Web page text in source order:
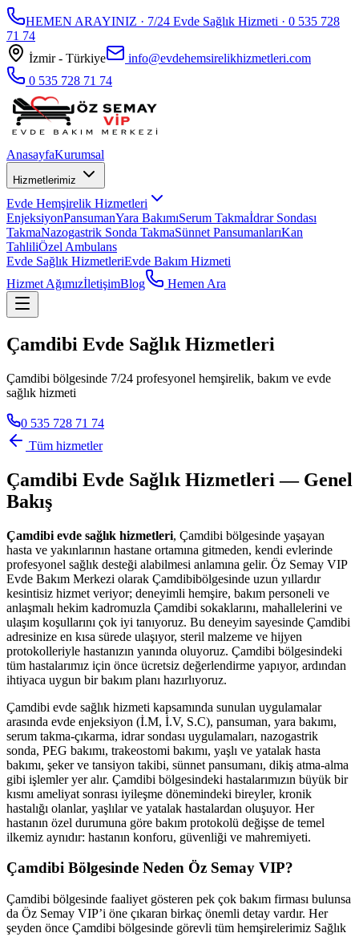
HEMEN ARAYINIZ · 7/24 Evde Sağlık Hizmeti · 0 535 728
71 74
İzmir - Türkiye
info@evdehemsirelikhizmetleri.com
0 535 728 71 74
AnasayfaKurumsal
Hizmetlerimiz
Evde Hemşirelik Hizmetleri
EnjeksiyonPansumanYara BakımıSerum Takmaİdrar Sondası
TakmaNazogastrik Sonda TakmaSünnet PansumanlarıKan
TahliliÖzel Ambulans
Evde Sağlık HizmetleriEvde Bakım Hizmeti
Hizmet AğımızİletişimBlog Hemen Ara
Çamdibi Evde Sağlık Hizmetleri
Çamdibi bölgesinde 7/24 profesyonel hemşirelik, bakım ve evde
sağlık hizmeti
0 535 728 71 74
Tüm hizmetler
Çamdibi Evde Sağlık Hizmetleri — Genel
Bakış
Çamdibi evde sağlık hizmetleri, Çamdibi bölgesinde yaşayan
hasta ve yakınlarının hastane ortamına gitmeden, kendi evlerinde
profesyonel sağlık desteği alabilmesi anlamına gelir. Öz Semay VIP
Evde Bakım Merkezi olarak Çamdibibölgesinde uzun yıllardır
kesintisiz hizmet veriyor; deneyimli hemşire, bakım personeli ve
anlaşmalı hekim kadromuzla Çamdibi sokaklarını, mahallelerini ve
ulaşım koşullarını çok iyi tanıyoruz. Bu deneyim sayesinde Çamdibi
adresinize en kısa sürede ulaşıyor, steril malzeme ve hijyen
protokolleriyle hastanızın yanında oluyoruz. Çamdibi bölgesindeki
tüm hastalarımız için önce ücretsiz değerlendirme yapıyor, ardından
ihtiyaca uygun bir bakım planı hazırlıyoruz.
Çamdibi evde sağlık hizmeti kapsamında sunulan uygulamalar
arasında evde enjeksiyon (İ.M, İ.V, S.C), pansuman, yara bakımı,
serum takma-çıkarma, idrar sondası uygulamaları, nazogastrik
sonda, PEG bakımı, trakeostomi bakımı, yaşlı ve yatalak hasta
bakımı, şeker ve tansiyon takibi, sünnet pansumanı, dikiş atma-alma
gibi işlemler yer alır. Çamdibi bölgesindeki hastalarımızın büyük bir
kısmı ameliyat sonrası iyileşme dönemindeki bireyler, kronik
hastalığı olanlar, yaşlılar ve yatalak hastalardan oluşuyor. Her
hastanın özel durumuna göre bakım protokolü değişse de temel
ilkemiz aynıdır: hastanın konforu, güvenliği ve mahremiyeti.
Çamdibi Bölgesinde Neden Öz Semay VIP?
Çamdibi bölgesinde faaliyet gösteren pek çok bakım firması bulunsa
da Öz Semay VIP’i öne çıkaran birkaç önemli detay vardır. Her
şeyden önce Çamdibi bölgesinde görevli tüm hemşirelerimiz Sağlık